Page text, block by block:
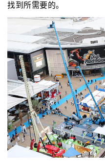
找到所需要的。